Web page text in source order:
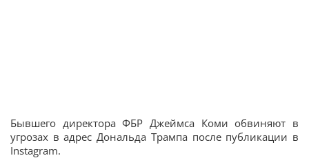
Бывшего директора ФБР Джеймса Коми обвиняют в
угрозах в адрес Дональда Трампа после публикации в
Instagram.